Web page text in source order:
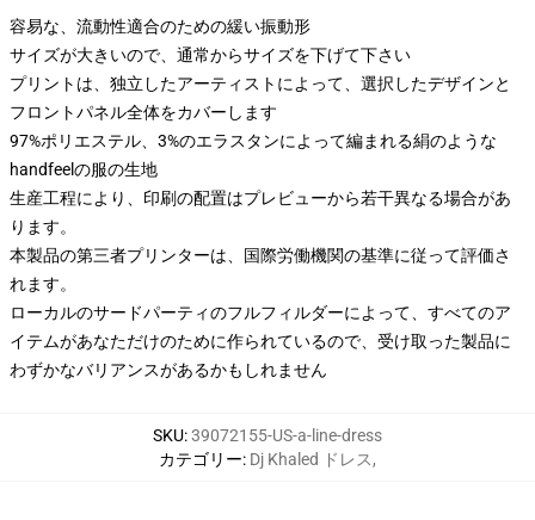
容易な、流動性適合のための緩い振動形
サイズが大きいので、通常からサイズを下げて下さい
プリントは、独立したアーティストによって、選択したデザインと
フロントパネル全体をカバーします
97%ポリエステル、3%のエラスタンによって編まれる絹のような
handfeelの服の生地
生産工程により、印刷の配置はプレビューから若干異なる場合があ
ります。
本製品の第三者プリンターは、国際労働機関の基準に従って評価さ
れます。
ローカルのサードパーティのフルフィルダーによって、すべてのア
イテムがあなただけのために作られているので、受け取った製品に
わずかなバリアンスがあるかもしれません
SKU:39072155-US-a-line-dress
カテゴリー: Dj Khaled ドレス,